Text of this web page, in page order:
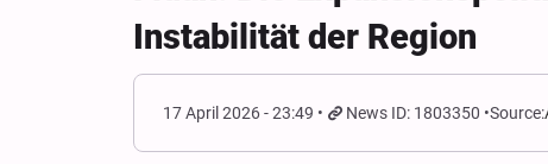
Instabilität der Region
17 April 2026 - 23:49 News ID: 1803350 Source: